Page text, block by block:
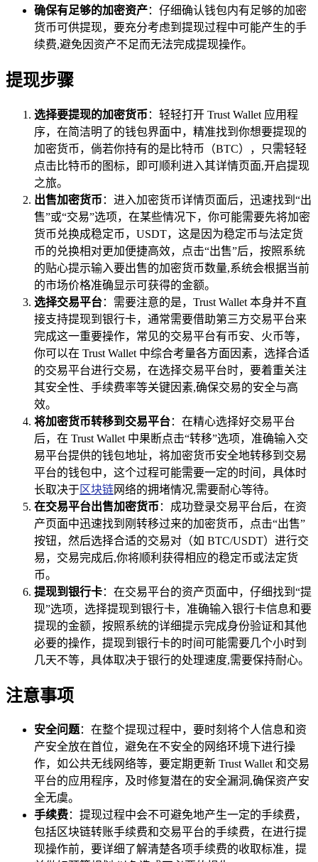
确保有足够的加密资产：仔细确认钱包内有足够的加密
货币可供提现，要充分考虑到提现过程中可能产生的手
续费,避免因资产不足而无法完成提现操作。
提现步骤
选择要提现的加密货币 ：轻轻打开 Trust Wallet 应用程
序，在简洁明了的钱包界面中，精准找到你想要提现的
加密货币，倘若你持有的是比特币（BTC），只需轻轻
点击比特币的图标，即可顺利进入其详情页面,开启提现
之旅。
出售加密货币 ：进入加密货币详情页面后，迅速找到“出
售”或“交易”选项，在某些情况下，你可能需要先将加密
货币兑换成稳定币，USDT，这是因为稳定币与法定货
币的兑换相对更加便捷高效，点击“出售”后，按照系统
的贴心提示输入要出售的加密货币数量,系统会根据当前
的市场价格准确显示可获得的金额。
选择交易平台：需要注意的是，Trust Wallet 本身并不直
接支持提现到银行卡，通常需要借助第三方交易平台来
完成这一重要操作，常见的交易平台有币安、火币等，
你可以在 Trust Wallet 中综合考量各方面因素，选择合适
的交易平台进行交易，在选择交易平台时，要着重关注
其安全性、手续费率等关键因素,确保交易的安全与高
效。
将加密货币转移到交易平台：在精心选择好交易平台
后，在 Trust Wallet 中果断点击“转移”选项，准确输入交
易平台提供的钱包地址，将加密货币安全地转移到交易
平台的钱包中，这个过程可能需要一定的时间，具体时
长取决于区块链网络的拥堵情况,需要耐心等待。
在交易平台出售加密货币 ：成功登录交易平台后，在资
产页面中迅速找到刚转移过来的加密货币，点击“出售”
按钮，然后选择合适的交易对（如 BTC/USDT）进行交
易，交易完成后,你将顺利获得相应的稳定币或法定货
币。
提现到银行卡：在交易平台的资产页面中，仔细找到“提
现”选项，选择提现到银行卡，准确输入银行卡信息和要
提现的金额，按照系统的详细提示完成身份验证和其他
必要的操作，提现到银行卡的时间可能需要几个小时到
几天不等，具体取决于银行的处理速度,需要保持耐心。
注意事项
安全问题：在整个提现过程中，要时刻将个人信息和资
产安全放在首位，避免在不安全的网络环境下进行操
作，如公共无线网络等，要定期更新 Trust Wallet 和交易
平台的应用程序，及时修复潜在的安全漏洞,确保资产安
全无虞。
手续费：提现过程中会不可避免地产生一定的手续费，
包括区块链转账手续费和交易平台的手续费，在进行提
现操作前，要详细了解清楚各项手续费的收取标准，提